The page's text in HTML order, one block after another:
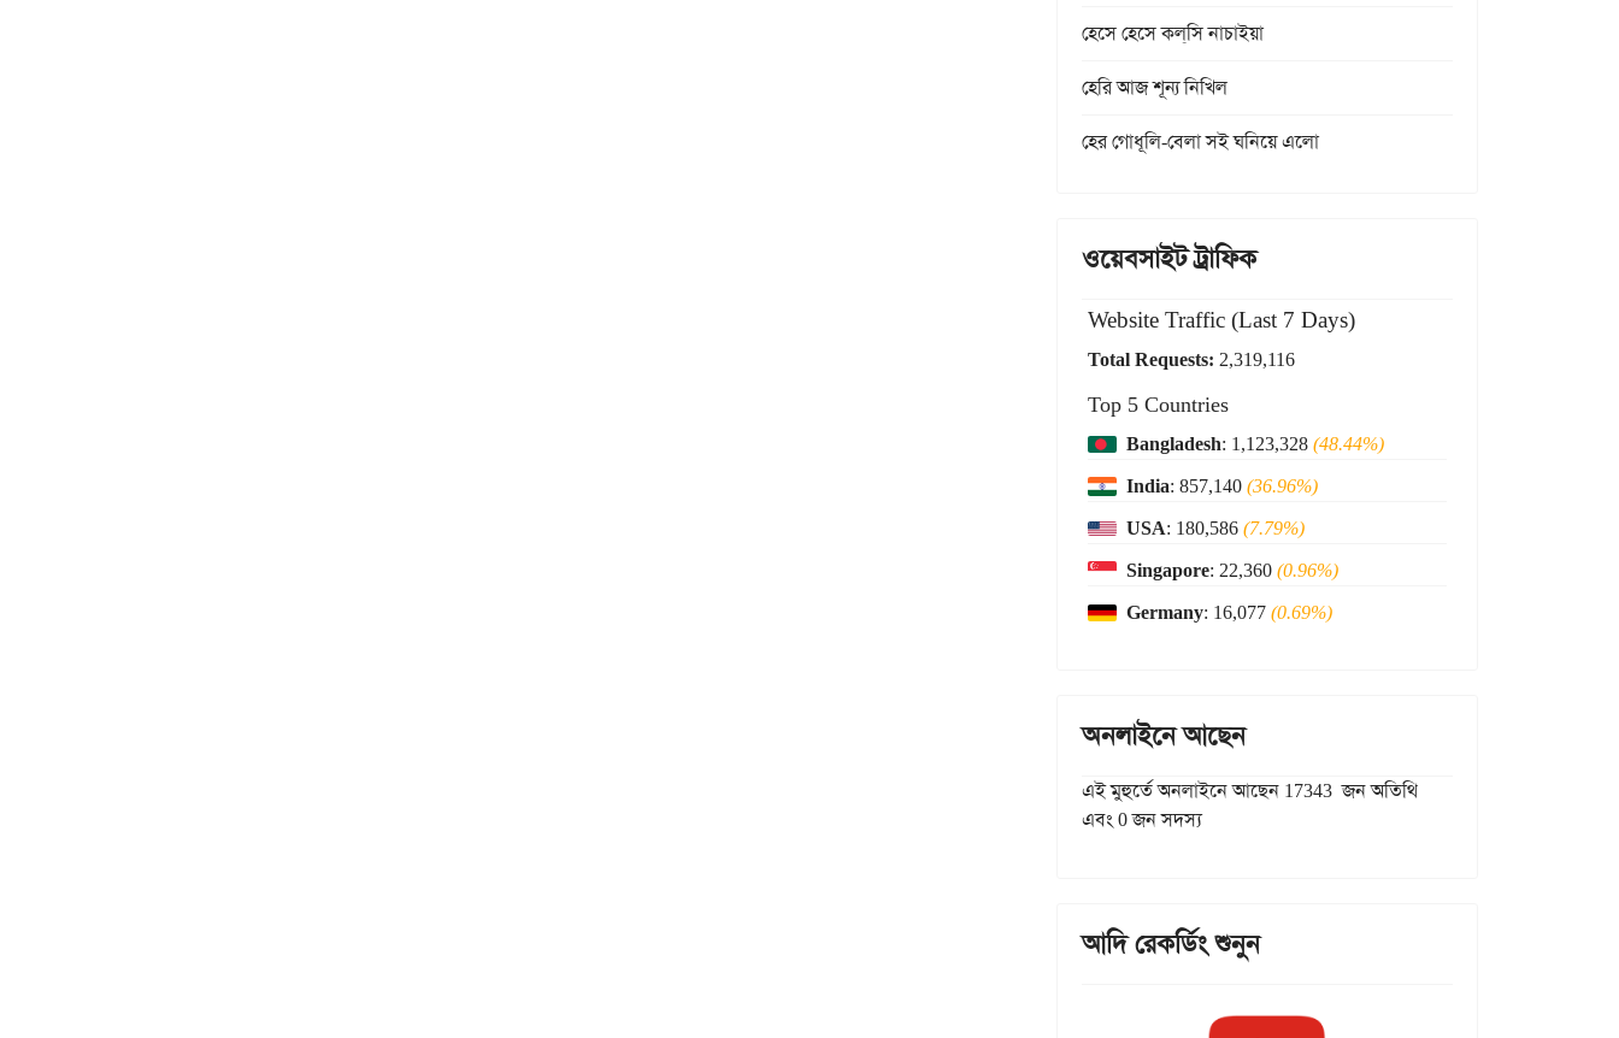
হেসে হেসে কল্‌সি নাচাইয়া
হেরি আজ শূন্য নিখিল
হের গোধূলি-বেলা সই ঘনিয়ে এলো
ওয়েবসাইট ট্রাফিক
Website Traffic (Last 7 Days)
Total Requests: 2,319,116
Top 5 Countries
Bangladesh: 1,123,328(48.44%)
India: 857,140(36.96%)
USA: 180,586(7.79%)
Singapore: 22,360(0.96%)
Germany: 16,077(0.69%)
অনলাইনে আছেন
এই মুহুর্তে অনলাইনে আছেন 17343 জন অতিথি
এবং 0 জন সদস্য
আদি রেকর্ডিং শুনুন